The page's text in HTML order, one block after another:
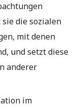
die sozialen
mit denen
und setzt diese
anderer
im